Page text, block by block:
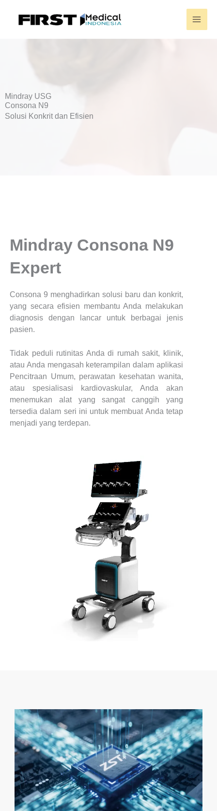
Mindray USG
Consona N9
Solusi Konkrit dan Efisien
Mindray Consona N9
Expert
Consona 9 menghadirkan solusi baru dan konkrit,
yang secara efisien membantu Anda melakukan
diagnosis dengan lancar untuk berbagai jenis
pasien.
Tidak peduli rutinitas Anda di rumah sakit, klinik,
atau Anda mengasah keterampilan dalam aplikasi
Pencitraan Umum, perawatan kesehatan wanita,
atau spesialisasi kardiovaskular, Anda akan
menemukan alat yang sangat canggih yang
tersedia dalam seri ini untuk membuat Anda tetap
menjadi yang terdepan.